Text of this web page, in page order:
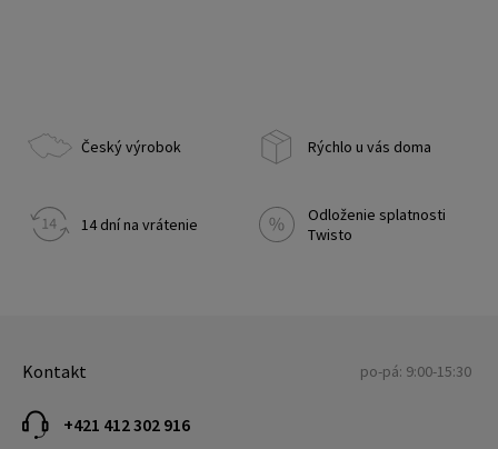
Český výrobok Rýchlo u vás doma
14 dní na vrátenie
Odloženie splatnosti
Twisto
Kontakt po-pá: 9:00-15:30
+421 412 302 916